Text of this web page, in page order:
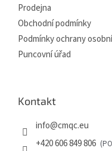
Prodejna
Obchodní podmínky
Podmínky ochrany
Puncovní úřad
Kontakt
info@cmqc.eu
+420 606 849 806